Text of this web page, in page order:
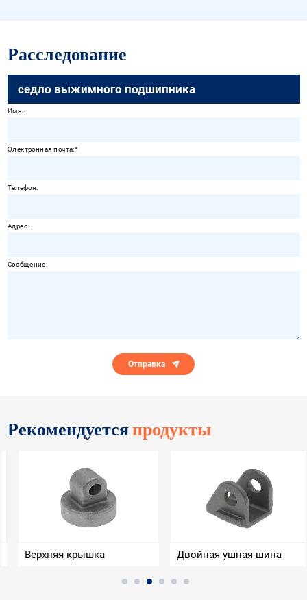
Расследование
седло выжимного подшипника
Имя:
Электронная почта:
Телефон:
Адрес:
Сообщение:
Отправка
Рекомендуетсяпродукты
Верхняя крышка Двойная ушная шина